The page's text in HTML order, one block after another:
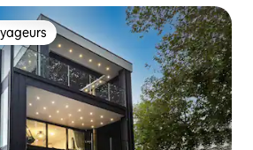
les plus appréciés